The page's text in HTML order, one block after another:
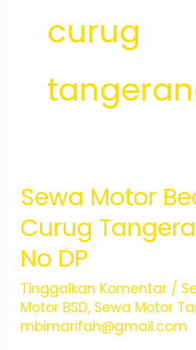
curug
Sewa Motor
Curug
No DP
Tinggalkan Komentar /
Motor BSD, Sewa Motor
mbimarifah@gmail.com